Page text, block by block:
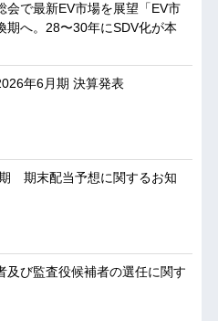
会で最新EV市場を展望「EV市
期へ。28〜30年にSDV化が本
年6月期 決算発表
期末配当予想に関するお知
及び監査役候補者の選任に関す